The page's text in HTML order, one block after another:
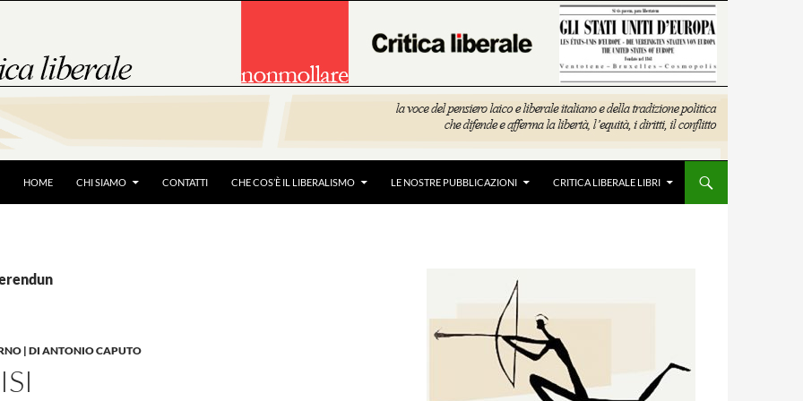
HOME CHI SIAMO CONTATTI CHE COS’È IL LIBERALISMO LE NOSTRE PUBBLICAZIONI CRITICA LIBERALE LIBRI
| DI ANTONIO CAPUTO